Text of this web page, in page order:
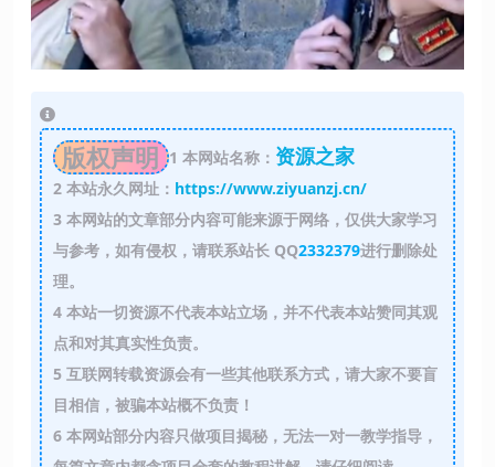
版权声明 1 本网站名称： 资源之家
2本站永久网址： https://www.ziyuanzj.cn/
3本网站的文章部分内容可能来源于网络，仅供大家学习
与参考，如有侵权，请联系站长 QQ2332379进行删除处
理。
4本站一切资源不代表本站立场，并不代表本站赞同其观
点和对其真实性负责。
5互联网转载资源会有一些其他联系方式，请大家不要盲
目相信，被骗本站概不负责！
6本网站部分内容只做项目揭秘，无法一对一教学指导，